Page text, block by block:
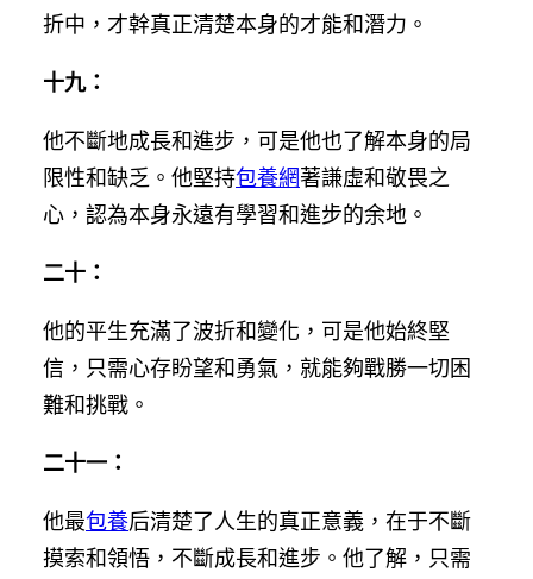
折中，才幹真正清楚本身的才能和潛力。
十九：
他不斷地成長和進步，可是他也了解本身的局
限性和缺乏。他堅持包養網著謙虛和敬畏之
心，認為本身永遠有學習和進步的余地。
二十：
他的平生充滿了波折和變化，可是他始終堅
信，只需心存盼望和勇氣，就能夠戰勝一切困
難和挑戰。
二十一：
他最包養后清楚了人生的真正意義，在于不斷
摸索和領悟，不斷成長和進步。他了解，只需